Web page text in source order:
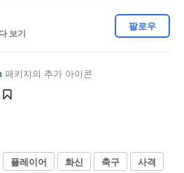
보기
팔로우
패키지의 추가 아이콘
플레이어 화신 축구
사격